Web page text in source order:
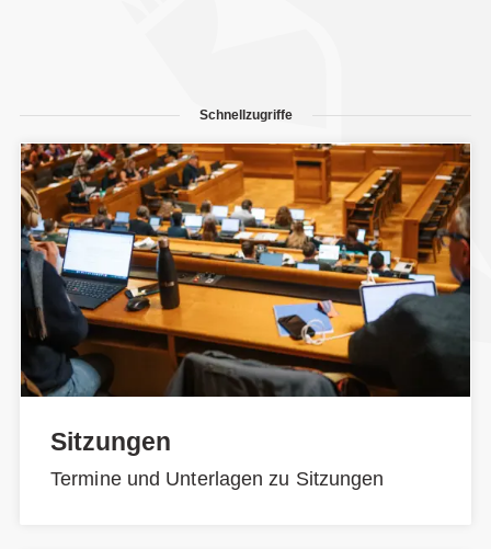
Schnellzugriffe
Sitzungen
Termine und Unterlagen zu Sitzungen